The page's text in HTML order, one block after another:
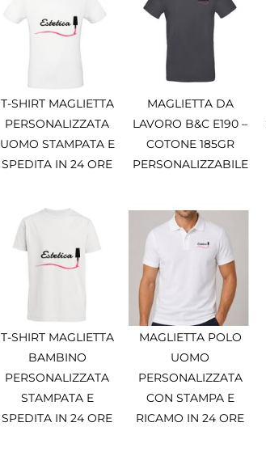
T-SHIRT MAGLIETTA
PERSONALIZZATA
UOMO STAMPATA E
SPEDITA IN 24 ORE
MAGLIETTA DA
LAVORO B&C E190 –
COTONE 185GR
PERSONALIZZABILE
T-SHIRT MAGLIETTA
BAMBINO
PERSONALIZZATA
STAMPATA E
SPEDITA IN 24 ORE
MAGLIETTA POLO
UOMO
PERSONALIZZATA
CON STAMPA E
RICAMO IN 24 ORE